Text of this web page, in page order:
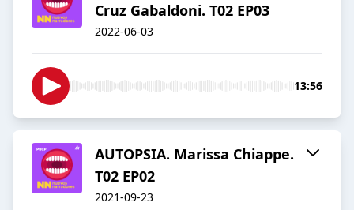
Cruz Gabaldoni. T02 EP03
2022-06-03
13:56
AUTOPSIA. Marissa Chiappe.
T02 EP02
2021-09-23